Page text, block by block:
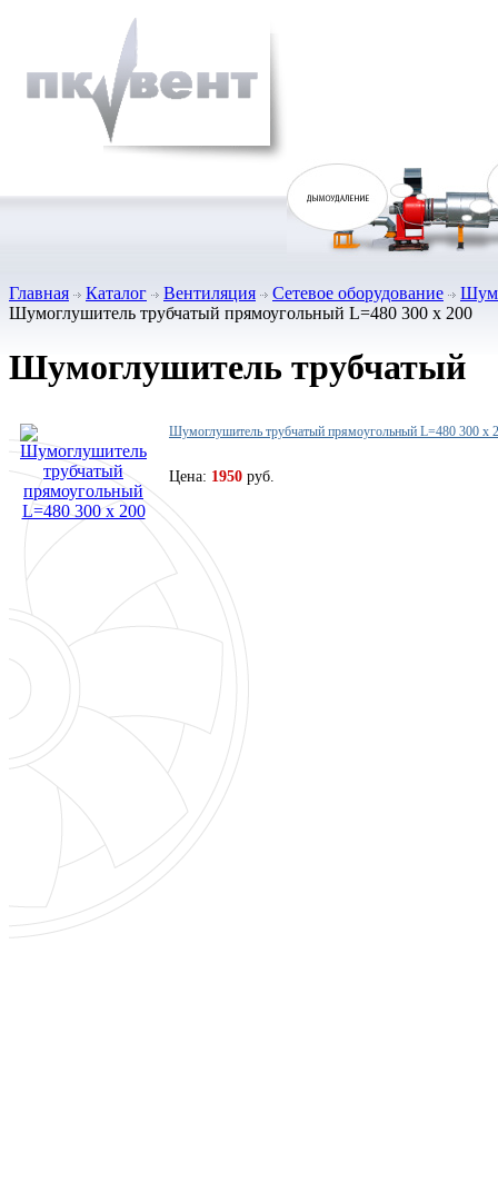
Главная Каталог Вентиляция Сетевое оборудование
Шумоглушитель трубчатый прямоугольный L=480 300 х 200
Шумоглушитель трубчатый
Шумоглушитель трубчатый прямоугольный L=480 300 х
Цена: 1950 руб.